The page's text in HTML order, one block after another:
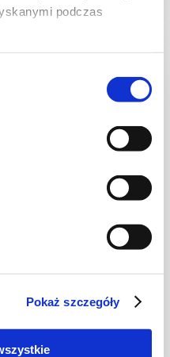
podczas
Pokaż szczegóły
i malinową